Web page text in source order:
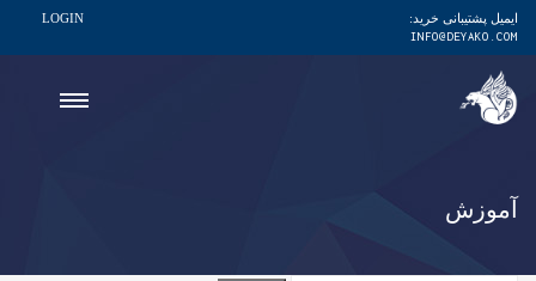
ایمیل پشتیبانی خرید:
INFO@DEYAKO.COM
LOGIN
آموزش